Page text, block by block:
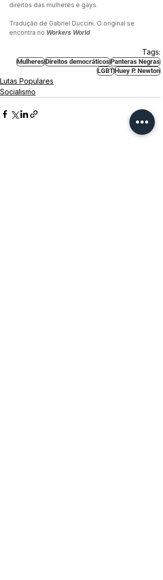
direitos das mulheres e gays.
Tradução de Gabriel Duccini. O original se
encontra no Workers World
Tags:
MulheresDireitos democráticosPanteras Negras
LGBTHuey P. Newton
Lutas Populares
Socialismo